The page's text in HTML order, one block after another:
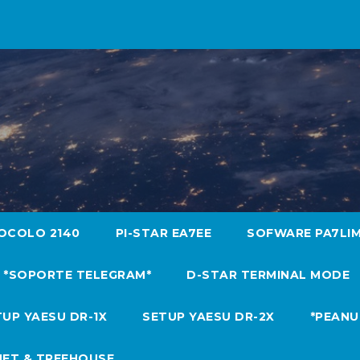
2140 PI-STAR EA7EE SOFWARE
*SOPORTE TELEGRAM* D-STAR TERMINAL MODE
YAESU DR-1X SETUP YAESU DR-2X